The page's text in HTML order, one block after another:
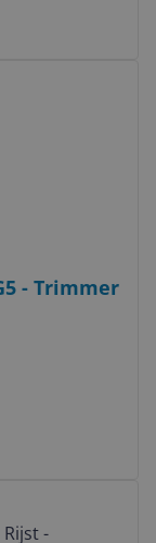
- Trimmer